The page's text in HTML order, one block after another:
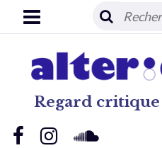
Regard critique